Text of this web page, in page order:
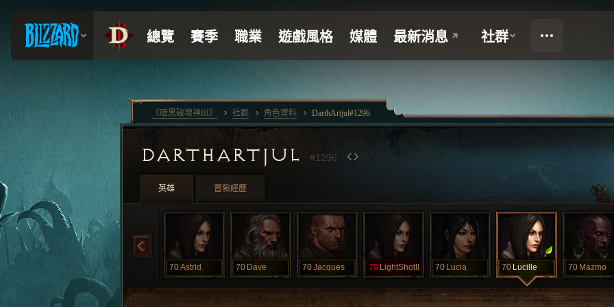
DARTHARTJUL #1296
英雄 冒險經歷
70Astrid 70 Dave 70Jacques 70 LightShotII 70 Lucia 70 Lucille 70 Mazmo
《暗黑破壞神III》 社群 角色資料 DarthArtjul#1296